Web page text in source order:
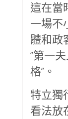
這在當
一場不
體和政
“第一
格”。
特立獨
看法放